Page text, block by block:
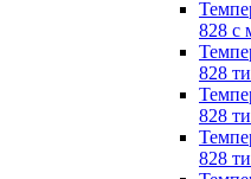
828 с
828
828
828